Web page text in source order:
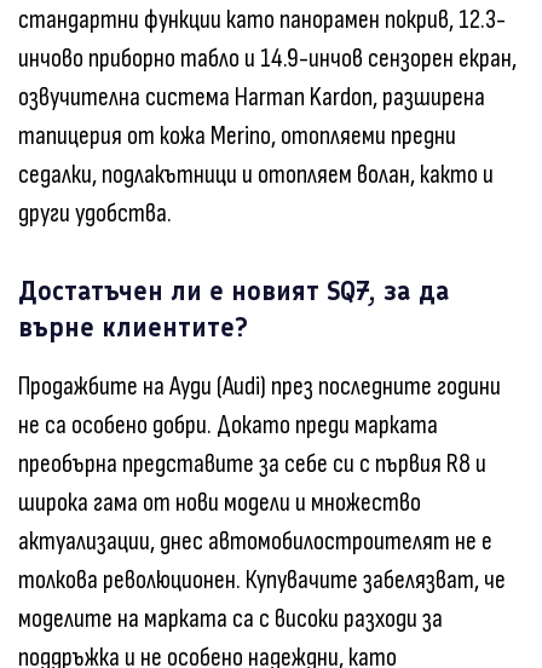
стандартни функции като панорамен покрив, 12.3-
инчово приборно табло и 14.9-инчов сензорен екран,
озвучителна система Harman Kardon, разширена
тапицерия от кожа Merino, отопляеми предни
седалки, подлакътници и отопляем волан, както и
други удобства.
Достатъчен ли е новият SQ7, за да
върне клиентите?
Продажбите на Ауди (Audi) през последните години
не са особено добри. Докато преди марката
преобърна представите за себе си с първия R8 и
широка гама от нови модели и множество
актуализации, днес автомобилостроителят не е
толкова революционен. Купувачите забелязват, че
моделите на марката са с високи разходи за
поддръжка и не особено надеждни, като